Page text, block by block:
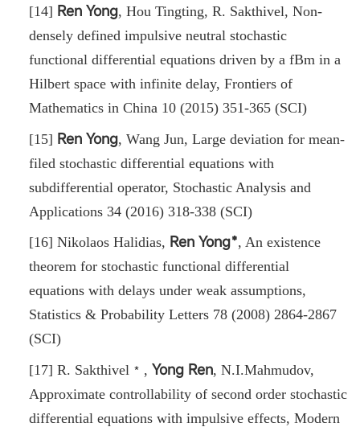
[14] Ren Yong, Hou Tingting, R. Sakthivel, Non-
densely defined impulsive neutral stochastic
functional differential equations driven by a fBm in a
Hilbert space with infinite delay, Frontiers of
Mathematics in China 10 (2015) 351-365 (SCI)
[15] Ren Yong, Wang Jun, Large deviation for mean-
filed stochastic differential equations with
subdifferential operator, Stochastic Analysis and
Applications 34 (2016) 318-338 (SCI)
[16] Nikolaos Halidias, Ren Yong﹡, An existence
theorem for stochastic functional differential
equations with delays under weak assumptions,
Statistics & Probability Letters 78 (2008) 2864-2867
(SCI)
[17] R. Sakthivel﹡ , Yong Ren, N.I.Mahmudov,
Approximate controllability of second order stochastic
differential equations with impulsive effects, Modern